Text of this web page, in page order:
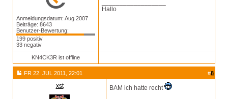
Anmeldungsdatum: Aug 2007
Beiträge: 8643
Benutzer-Bewertung:
199 positiv
33 negativ
Hallo
KN4CK3R ist offline
FR 22. JUL 2011, 22:01 #8
xst
BAM ich hatte recht